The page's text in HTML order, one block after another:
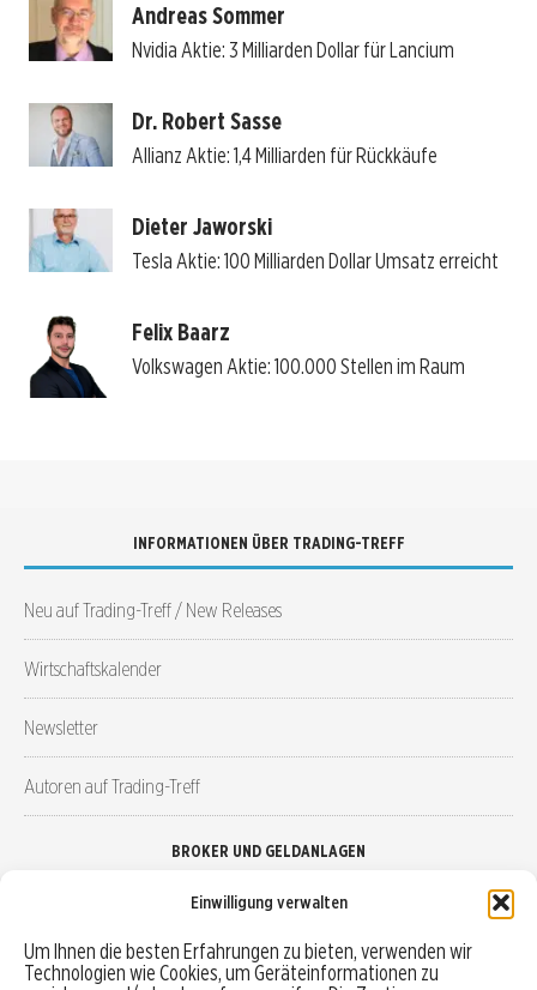
Einwilligung verwalten
Um Ihnen die besten Erfahrungen zu bieten, verwenden wir
Technologien wie Cookies, um Geräteinformationen zu
Andreas Sommer
Nvidia Aktie: 3 Milliarden Dollar für Lancium
Dr. Robert Sasse
Allianz Aktie: 1,4 Milliarden für Rückkäufe
Dieter Jaworski
Tesla Aktie: 100 Milliarden Dollar Umsatz erreicht
Felix Baarz
Volkswagen Aktie: 100.000 Stellen im Raum
INFORMATIONEN ÜBER TRADING-TREFF
Neu auf Trading-Treff / New Releases
Wirtschaftskalender
Newsletter
Autoren auf Trading-Treff
BROKER UND GELDANLAGEN
Robo-Advisor vergleichen